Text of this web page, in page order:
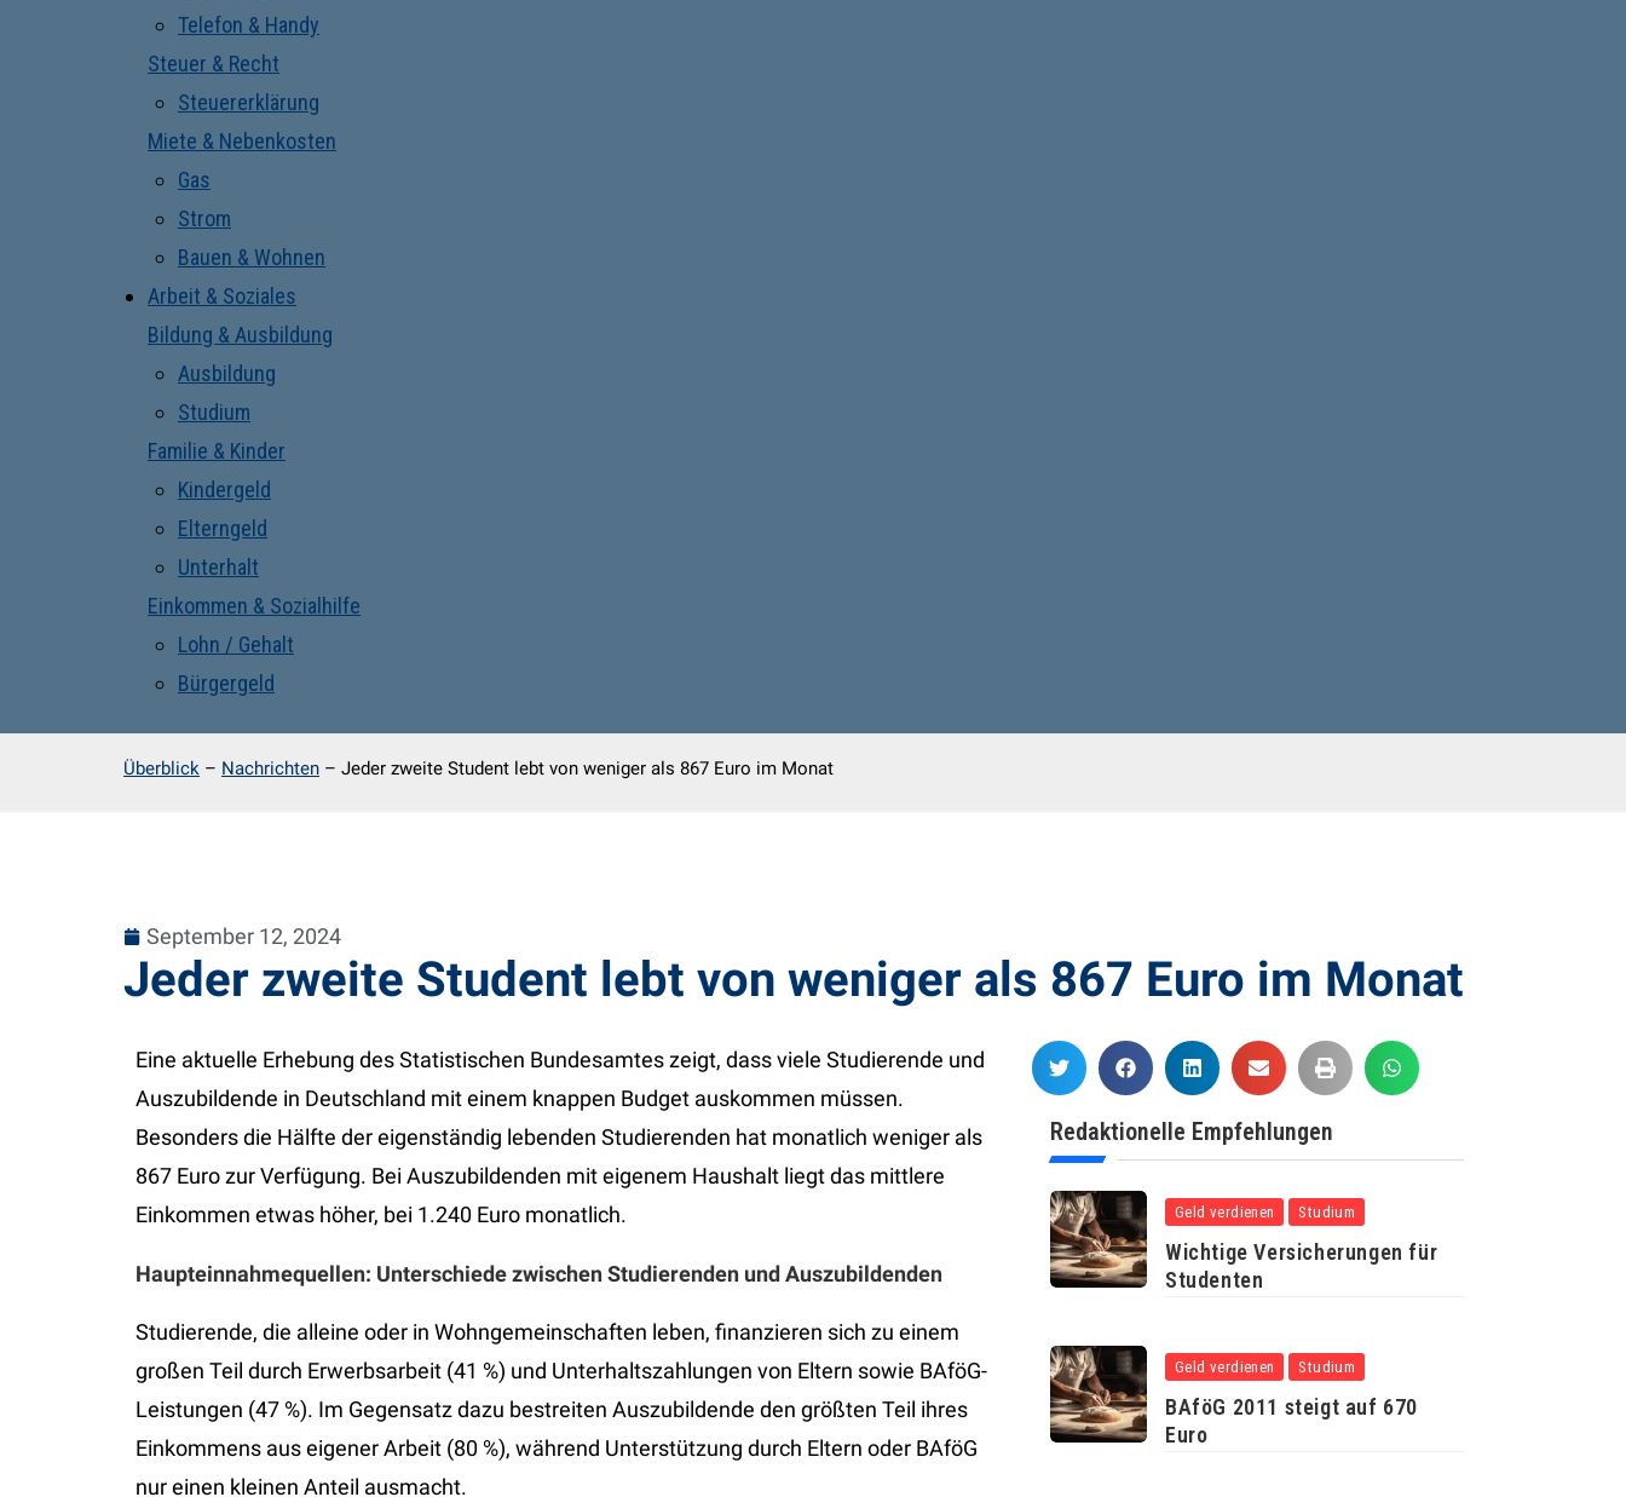
Telefon & Handy
Steuer & Recht
Steuererklärung
Miete & Nebenkosten
Gas
Strom
Bauen & Wohnen
Arbeit & Soziales
Bildung & Ausbildung
Ausbildung
Studium
Familie & Kinder
Kindergeld
Elterngeld
Unterhalt
Einkommen & Sozialhilfe
Lohn / Gehalt
Bürgergeld
Überblick – Nachrichten – Jeder zweite Student lebt von weniger als 867 Euro im Monat
September 12, 2024
Jeder zweite Student lebt von weniger als 867 Euro im Monat
Eine aktuelle Erhebung des Statistischen Bundesamtes zeigt, dass viele Studierende und
Auszubildende in Deutschland mit einem knappen Budget auskommen müssen.
Besonders die Hälfte der eigenständig lebenden Studierenden hat monatlich weniger als
867 Euro zur Verfügung. Bei Auszubildenden mit eigenem Haushalt liegt das mittlere
Einkommen etwas höher, bei 1.240 Euro monatlich.
Haupteinnahmequellen: Unterschiede zwischen Studierenden und Auszubildenden
Studierende, die alleine oder in Wohngemeinschaften leben, finanzieren sich zu einem
großen Teil durch Erwerbsarbeit (41 %) und Unterhaltszahlungen von Eltern sowie BAföG-
Leistungen (47 %). Im Gegensatz dazu bestreiten Auszubildende den größten Teil ihres
Einkommens aus eigener Arbeit (80 %), während Unterstützung durch Eltern oder BAföG
nur einen kleinen Anteil ausmacht.
Redaktionelle Empfehlungen
Geld verdienen Studium
Wichtige Versicherungen für
Studenten
Geld verdienen Studium
BAföG 2011 steigt auf 670
Euro